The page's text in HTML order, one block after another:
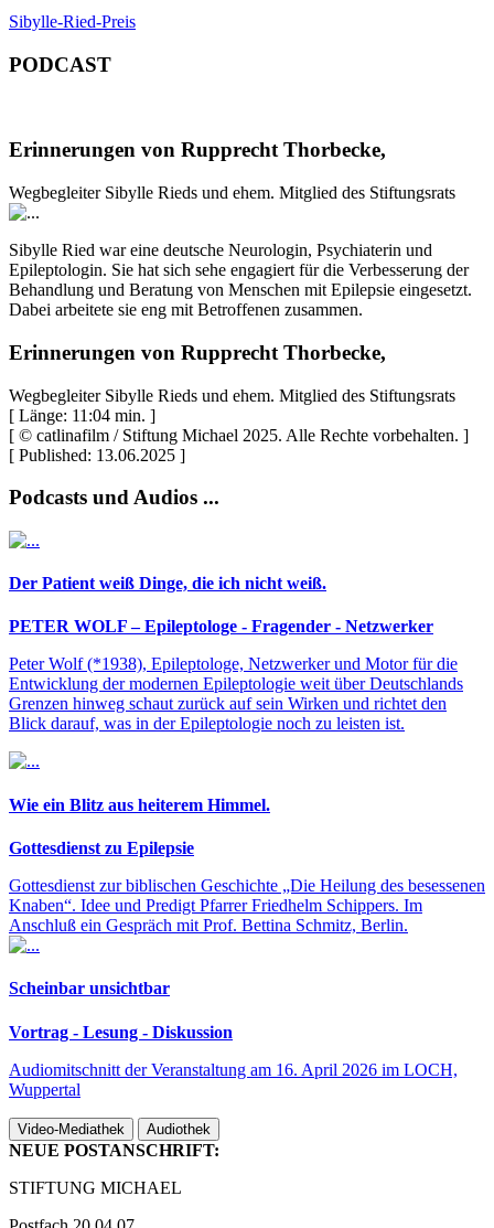
Sibylle-Ried-Preis
PODCAST
Erinnerungen von Rupprecht Thorbecke,
Wegbegleiter Sibylle Rieds und ehem. Mitglied des Stiftungsrats
Sibylle Ried war eine deutsche Neurologin, Psychiaterin und
Epileptologin. Sie hat sich sehe engagiert für die Verbesserung der
Behandlung und Beratung von Menschen mit Epilepsie eingesetzt.
Dabei arbeitete sie eng mit Betroffenen zusammen.
Erinnerungen von Rupprecht Thorbecke,
Wegbegleiter Sibylle Rieds und ehem. Mitglied des Stiftungsrats
[ Länge: 11:04 min. ]
[ © catlinafilm / Stiftung Michael 2025. Alle Rechte vorbehalten. ]
[ Published: 13.06.2025 ]
Podcasts und Audios ...
Der Patient weiß Dinge, die ich nicht weiß.
PETER WOLF – Epileptologe - Fragender - Netzwerker
Peter Wolf (*1938), Epileptologe, Netzwerker und Motor für die
Entwicklung der modernen Epileptologie weit über Deutschlands
Grenzen hinweg schaut zurück auf sein Wirken und richtet den
Blick darauf, was in der Epileptologie noch zu leisten ist.
Wie ein Blitz aus heiterem Himmel.
Gottesdienst zu Epilepsie
Gottesdienst zur biblischen Geschichte „Die Heilung des besessenen
Knaben“. Idee und Predigt Pfarrer Friedhelm Schippers. Im
Anschluß ein Gespräch mit Prof. Bettina Schmitz, Berlin.
Scheinbar unsichtbar
Vortrag - Lesung - Diskussion
Audiomitschnitt der Veranstaltung am 16. April 2026 im LOCH,
Wuppertal
Video-Mediathek Audiothek
NEUE POSTANSCHRIFT:
STIFTUNG MICHAEL